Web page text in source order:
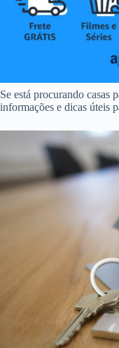
Se está procurando casas
informações e dicas úteis